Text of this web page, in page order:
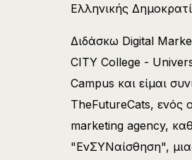
Ελληνικής
Διδάσκω Digital
CITY College -
Campus και είμαι
ΤheFutureCats, ενός
marketing agency,
"ΕνΣΥΝαίσθηση",